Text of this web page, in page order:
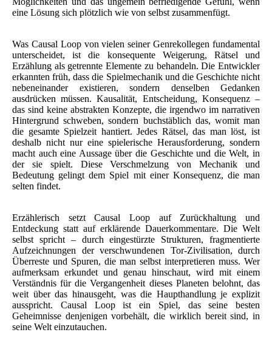
eine Lösung sich plötzlich wie von selbst zusammenfügt.
Was Causal Loop von vielen seiner Genrekollegen fundamental
unterscheidet, ist die konsequente Weigerung, Rätsel und
Erzählung als getrennte Elemente zu behandeln. Die Entwickler
erkannten früh, dass die Spielmechanik und die Geschichte nicht
nebeneinander existieren, sondern denselben Gedanken
ausdrücken müssen. Kausalität, Entscheidung, Konsequenz –
das sind keine abstrakten Konzepte, die irgendwo im narrativen
Hintergrund schweben, sondern buchstäblich das, womit man
die gesamte Spielzeit hantiert. Jedes Rätsel, das man löst, ist
deshalb nicht nur eine spielerische Herausforderung, sondern
macht auch eine Aussage über die Geschichte und die Welt, in
der sie spielt. Diese Verschmelzung von Mechanik und
Bedeutung gelingt dem Spiel mit einer Konsequenz, die man
selten findet.
Erzählerisch setzt Causal Loop auf Zurückhaltung und
Entdeckung statt auf erklärende Dauerkommentare. Die Welt
selbst spricht – durch eingestürzte Strukturen, fragmentierte
Aufzeichnungen der verschwundenen Tor-Zivilisation, durch
Überreste und Spuren, die man selbst interpretieren muss. Wer
aufmerksam erkundet und genau hinschaut, wird mit einem
Verständnis für die Vergangenheit dieses Planeten belohnt, das
weit über das hinausgeht, was die Haupthandlung je explizit
ausspricht. Causal Loop ist ein Spiel, das seine besten
Geheimnisse denjenigen vorbehält, die wirklich bereit sind, in
seine Welt einzutauchen.